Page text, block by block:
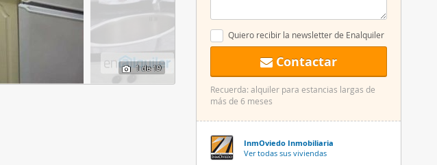
sobre el uso que haga del
web, quienes pueden
hayan recopilado a partir del uso
1de 19
Quiero recibir la newsletter de Enalquiler
Contactar
Recuerda: alquiler para estancias largas de
más de 6 meses
InmOviedo Inmobiliaria
Ver todas sus viviendas